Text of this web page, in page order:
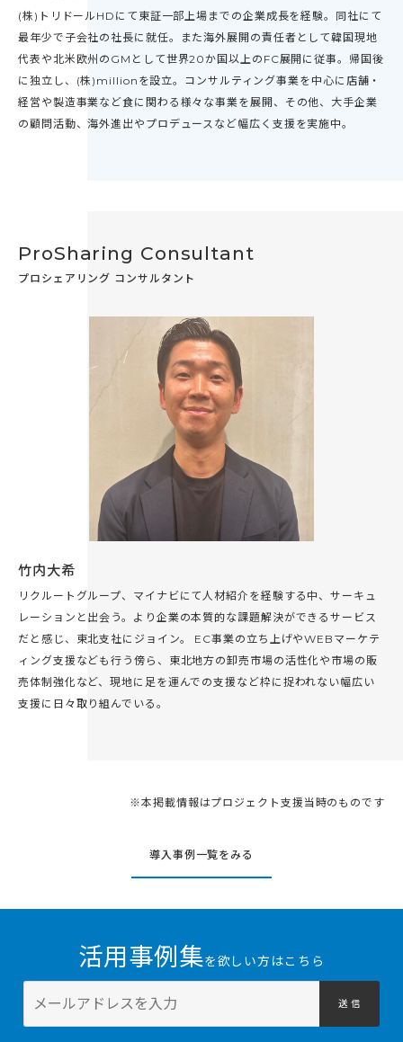
(株)トリドールHDにて東証一部上場までの企業成長を経験。同社にて
最年少で子会社の社長に就任。また海外展開の責任者として韓国現地
代表や北米欧州のGMとして世界20か国以上のFC展開に従事。帰国後
に独立し、(株)millionを設立。コンサルティング事業を中心に店舗・
経営や製造事業など食に関わる様々な事業を展開、その他、大手企業
の顧問活動、海外進出やプロデュースなど幅広く支援を実施中。
ProSharing Consultant
プロシェアリング コンサルタント
竹内大希
リクルートグループ、マイナビにて人材紹介を経験する中、サーキュ
レーションと出会う。より企業の本質的な課題解決ができるサービス
だと感じ、東北支社にジョイン。 EC事業の立ち上げやWEBマーケテ
ィング支援なども行う傍ら、東北地方の卸売市場の活性化や市場の販
売体制強化など、現地に足を運んでの支援など枠に捉われない幅広い
支援に日々取り組んでいる。
※本掲載情報はプロジェクト支援当時のものです
導入事例一覧をみる
活用事例集を欲しい方はこちら
送 信